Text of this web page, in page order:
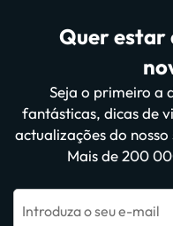
Quer estar
Seja o primeiro a
fantásticas, dicas de
actualizações do
Mais de 200
Introduza o seu e-mail